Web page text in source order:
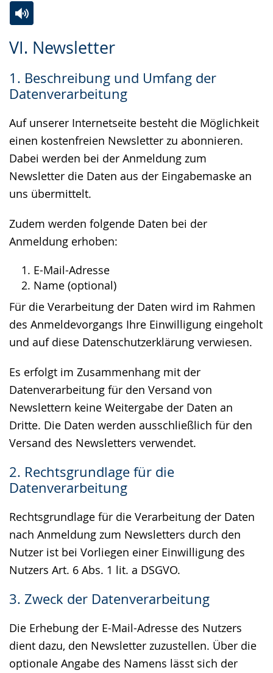
VI. Newsletter
1. Beschreibung und Umfang der
Datenverarbeitung
Auf unserer Internetseite besteht die Möglichkeit
einen kostenfreien Newsletter zu abonnieren.
Dabei werden bei der Anmeldung zum
Newsletter die Daten aus der Eingabemaske an
uns übermittelt.
Zudem werden folgende Daten bei der
Anmeldung erhoben:
E-Mail-Adresse
Name (optional)
Für die Verarbeitung der Daten wird im Rahmen
des Anmeldevorgangs Ihre Einwilligung eingeholt
und auf diese Datenschutzerklärung verwiesen.
Es erfolgt im Zusammenhang mit der
Datenverarbeitung für den Versand von
Newslettern keine Weitergabe der Daten an
Dritte. Die Daten werden ausschließlich für den
Versand des Newsletters verwendet.
2. Rechtsgrundlage für die
Datenverarbeitung
Rechtsgrundlage für die Verarbeitung der Daten
nach Anmeldung zum Newsletters durch den
Nutzer ist bei Vorliegen einer Einwilligung des
Nutzers Art. 6 Abs. 1 lit. a DSGVO.
3. Zweck der Datenverarbeitung
Die Erhebung der E-Mail-Adresse des Nutzers
dient dazu, den Newsletter zuzustellen. Über die
optionale Angabe des Namens lässt sich der
Leichten
wechseln.
Audio-
Video
Deutscher
wird
angezeigt.